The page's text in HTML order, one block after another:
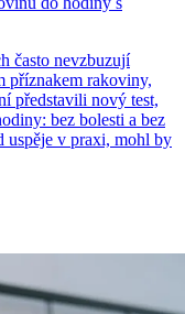
často nevzbuzují
příznakem rakoviny,
představili nový test,
bez bolesti a bez
uspěje v praxi, mohl by